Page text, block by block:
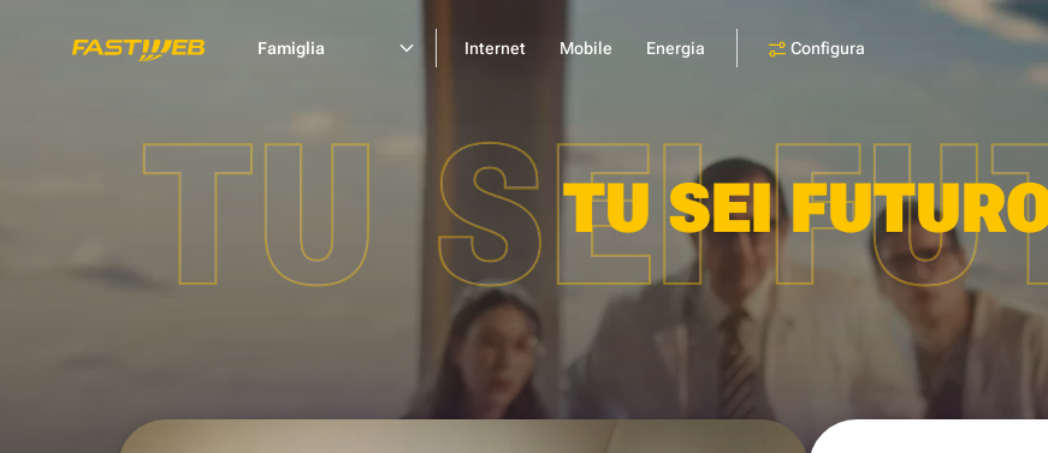
Famiglia Internet Mobile Energia Configura
TU SEI
TU SEI